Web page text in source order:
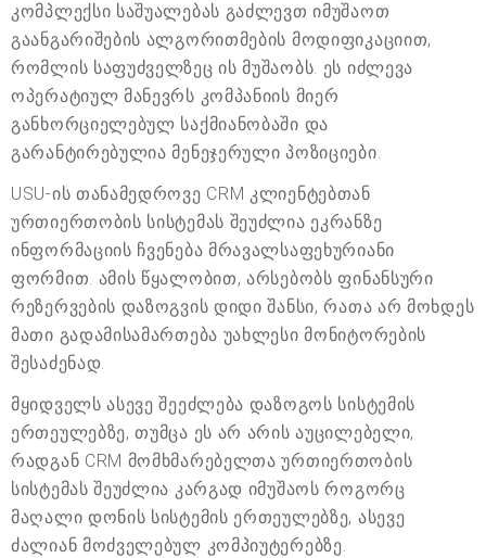
კომპლექსი საშუალებას გაძლევთ იმუშაოთ
გაანგარიშების ალგორითმების მოდიფიკაციით,
რომლის საფუძველზეც ის მუშაობს. ეს იძლევა
ოპერატიულ მანევრს კომპანიის მიერ
განხორციელებულ საქმიანობაში და
გარანტირებულია მენეჯერული პოზიციები.
USU-ის თანამედროვე CRM კლიენტებთან
ურთიერთობის სისტემას შეუძლია ეკრანზე
ინფორმაციის ჩვენება მრავალსაფეხურიანი
ფორმით. ამის წყალობით, არსებობს ფინანსური
რეზერვების დაზოგვის დიდი შანსი, რათა არ მოხდეს
მათი გადამისამართება უახლესი მონიტორების
შესაძენად.
მყიდველს ასევე შეეძლება დაზოგოს სისტემის
ერთეულებზე, თუმცა ეს არ არის აუცილებელი,
რადგან CRM მომხმარებელთა ურთიერთობის
სისტემას შეუძლია კარგად იმუშაოს როგორც
მაღალი დონის სისტემის ერთეულებზე, ასევე
ძალიან მოძველებულ კომპიუტერებზე.